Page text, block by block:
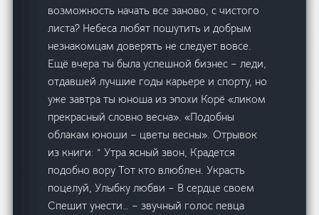
возможность начать все заново, с чистого
листа? Небеса любят пошутить и добрым
незнакомцам доверять не следует вовсе.
Ещё вчера ты была успешной бизнес – леди,
отдавшей лучшие годы карьере и спорту, но
уже завтра ты юноша из эпохи Корё «ликом
прекрасный словно весна». «Подобны
облакам юноши – цветы весны». Отрывок
из книги: ” Утра ясный звон, Крадется
подобно вору Тот кто влюблен. Украсть
поцелуй, Улыбку любви – В сердце своем
Спешит унести… – звучный голос певца